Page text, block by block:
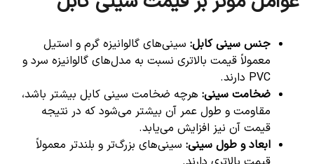
جنس سینی کابل: سینی‌های گالوانیزه گرم و استیل
معمولاً قیمت بالاتری نسبت به مدل‌های گالوانیزه سرد و
PVC دارند.
ضخامت سینی: هرچه ضخامت سینی کابل بیشتر باشد،
مقاومت و طول عمر آن بیشتر می‌شود که در نتیجه
قیمت آن نیز افزایش می‌یابد.
ابعاد و طول سینی: سینی‌های بزرگ‌تر و بلندتر معمولاً